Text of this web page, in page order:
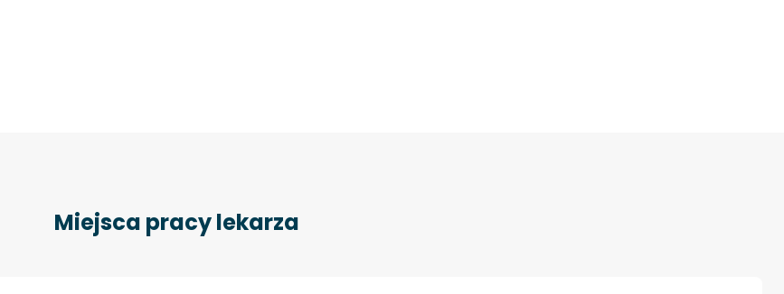
Miejsca pracy lekarza